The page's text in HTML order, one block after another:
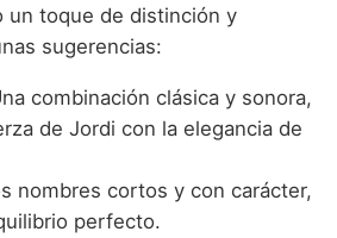
un toque de distinción y
sugerencias:
combinación clásica y sonora,
de Jordi con la elegancia de
nombres cortos y con carácter,
perfecto.